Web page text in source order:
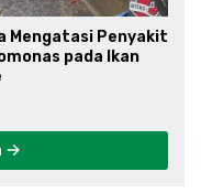
Mengatasi Penyakit
pada Ikan